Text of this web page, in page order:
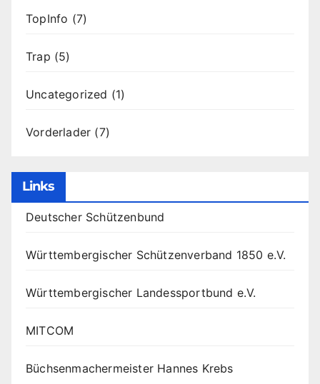
TopInfo (7)
Trap (5)
Uncategorized (1)
Vorderlader (7)
Links
Deutscher Schützenbund
Württembergischer Schützenverband 1850 e.V.
Württembergischer Landessportbund e.V.
MITCOM
Büchsenmachermeister Hannes Krebs